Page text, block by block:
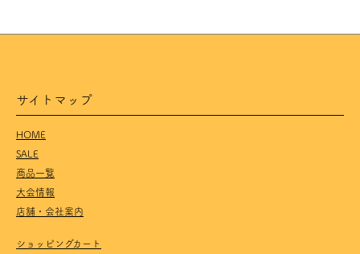
サイトマップ
HOME
SALE
商品一覧
大会情報
店舗・会社案内
ショッピングカート